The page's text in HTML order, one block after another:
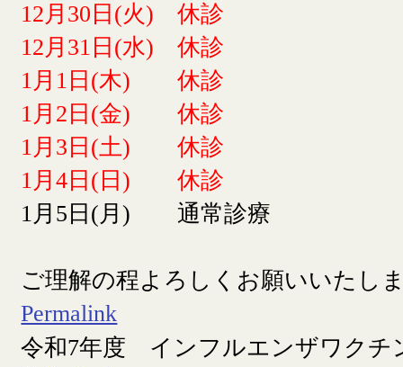
12月30日(火) 休診
12月31日(水) 休診
1月1日(木) 休診
1月2日(金) 休診
1月3日(土) 休診
1月4日(日) 休診
1月5日(月) 通常診療
ご理解の程よろしくお願いいたし
Permalink
令和7年度 インフルエンザワクチ